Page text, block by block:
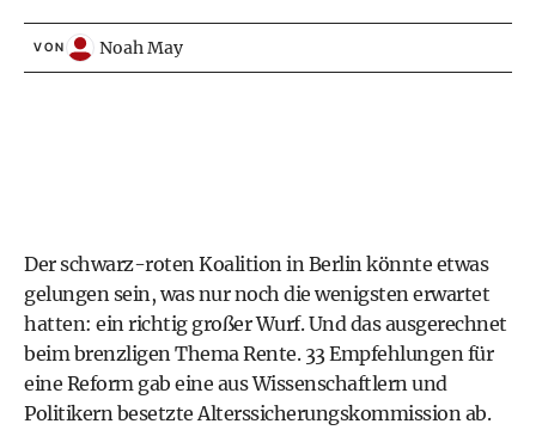
VON Noah May
Der schwarz-roten Koalition in Berlin könnte etwas
gelungen sein, was nur noch die wenigsten erwartet
hatten: ein richtig großer Wurf. Und das ausgerechnet
beim brenzligen Thema Rente. 33 Empfehlungen für
eine Reform gab eine aus Wissenschaftlern und
Politikern ­besetzte Alterssicherungskommission ab.